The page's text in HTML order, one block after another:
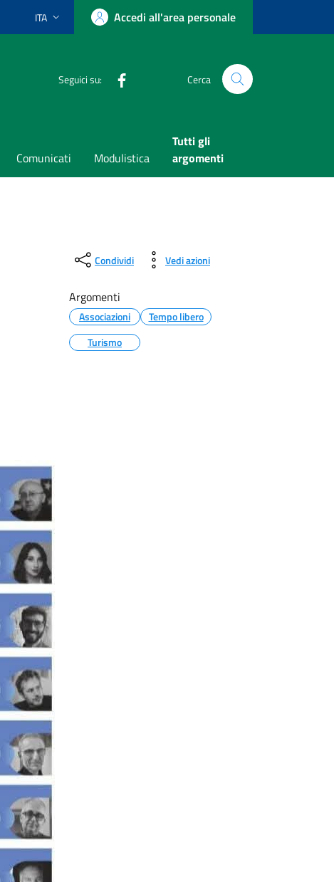
Lingua attiva:
ITA Accedi all'area personale
Seguici su: Cerca
Comunicati Modulistica
Tutti gli
argomenti
Condividi Vedi azioni
Argomenti
Associazioni
Tempo libero
Turismo